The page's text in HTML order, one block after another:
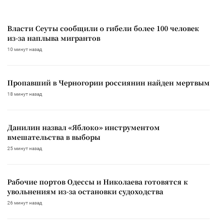
Власти Сеуты сообщили о гибели более 100 человек
из-за наплыва мигрантов
10 минут назад
Пропавший в Черногории россиянин найден мертвым
18 минут назад
Данилин назвал «Яблоко» инструментом
вмешательства в выборы
25 минут назад
Рабочие портов Одессы и Николаева готовятся к
увольнениям из-за остановки судоходства
26 минут назад